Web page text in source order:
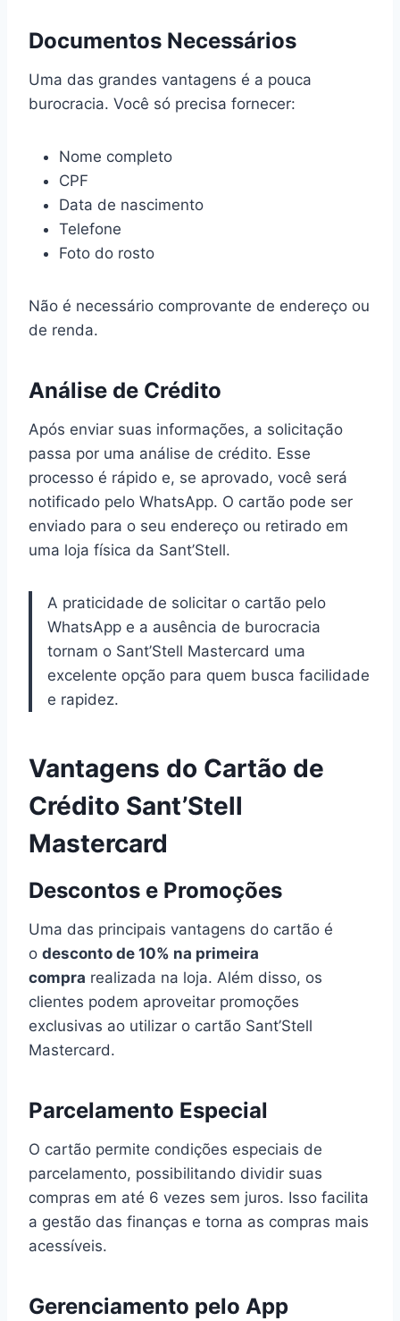
Documentos Necessários
Uma das grandes vantagens é a pouca
burocracia. Você só precisa fornecer:
Nome completo
CPF
Data de nascimento
Telefone
Foto do rosto
Não é necessário comprovante de endereço ou
de renda.
Análise de Crédito
Após enviar suas informações, a solicitação
passa por uma análise de crédito. Esse
processo é rápido e, se aprovado, você será
notificado pelo WhatsApp. O cartão pode ser
enviado para o seu endereço ou retirado em
uma loja física da Sant’Stell.
A praticidade de solicitar o cartão pelo
WhatsApp e a ausência de burocracia
tornam o Sant’Stell Mastercard uma
excelente opção para quem busca facilidade
e rapidez.
Vantagens do Cartão de
Crédito Sant’Stell
Mastercard
Descontos e Promoções
Uma das principais vantagens do cartão é
o desconto de 10% na primeira
compra realizada na loja. Além disso, os
clientes podem aproveitar promoções
exclusivas ao utilizar o cartão Sant’Stell
Mastercard.
Parcelamento Especial
O cartão permite condições especiais de
parcelamento, possibilitando dividir suas
compras em até 6 vezes sem juros. Isso facilita
a gestão das finanças e torna as compras mais
acessíveis.
Gerenciamento pelo App